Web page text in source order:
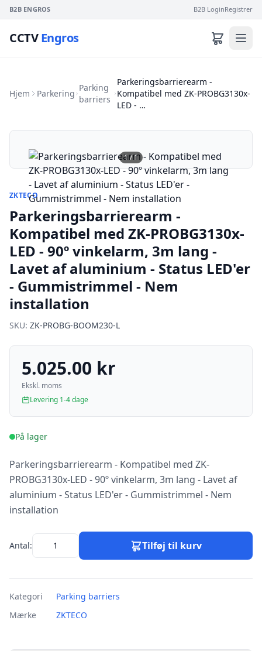
B2B ENGROS B2B LoginRegistrer
CCTVEngros
Hjem Parkering
Parking
barriers
Parkeringsbarrierearm -
Kompatibel med ZK-PROBG3130x-
LED - …
1/1
ZKTECO
Parkeringsbarrierearm -
Kompatibel med ZK-PROBG3130x-
LED - 90º vinkelarm, 3m lang -
Lavet af aluminium - Status LED'er
- Gummistrimmel - Nem
installation
SKU: ZK-PROBG-BOOM230-L
5.025.00 kr
Ekskl. moms
Levering 1-4 dage
På lager
Parkeringsbarrierearm - Kompatibel med ZK-
PROBG3130x-LED - 90º vinkelarm, 3m lang - Lavet af
aluminium - Status LED'er - Gummistrimmel - Nem
installation
Antal: Tilføj til kurv
Kategori
Parking barriers
Mærke
ZKTECO